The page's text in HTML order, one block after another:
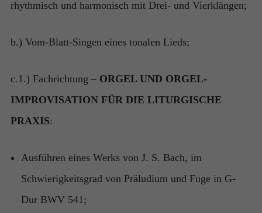
rhythmisch und harmonisch mit Drei- und Vierklängen;
b.) Vom-Blatt-Singen eines tonalen Lieds;
c.1.) Fachrichtung – ORGEL UND ORGEL-
IMPROVISATION FÜR DIE LITURGISCHE
PRAXIS:
Ausführen eines Werks von J. S. Bach, im
Schwierigkeitsgrad von Präludium und Fuge in G-
Dur BWV 541;
Cookies
einige
Website
verfügbar